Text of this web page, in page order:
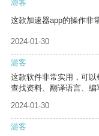
游客
这款加速器app的操作非
2024-01-30
游客
这款软件非常实用，可
查找资料、翻译语言、编
2024-01-30
游客